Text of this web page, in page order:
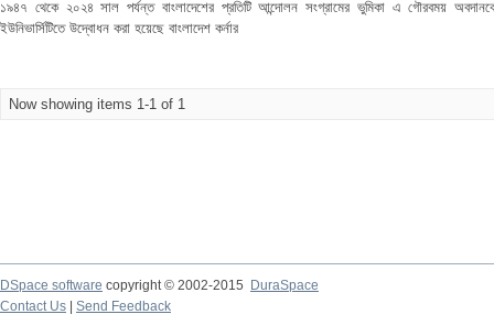
১৯৪৭ থেকে ২০২৪ সাল পর্যন্ত বাংলাদেশের প্রতিটি আন্দোলন সংগ্রামের ভুমিকা এ গৌরবময়
ইউনিভার্সিটিতে উদ্বোধন করা হয়েছে বাংলাদেশ কর্নার
Now showing items 1-1 of 1
DSpace software copyright © 2002-2015
DuraSpace
Contact Us
Send Feedback